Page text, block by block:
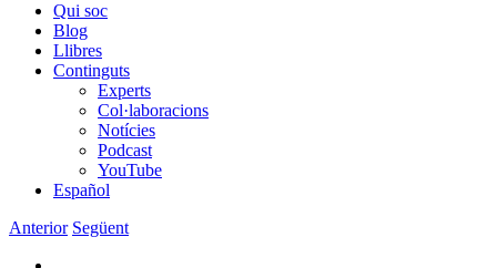
Qui soc
Blog
Llibres
Continguts
Experts
Col·laboracions
Notícies
Podcast
YouTube
Español
Anterior Següent